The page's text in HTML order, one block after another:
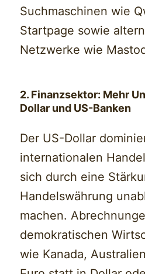
Suchmaschinen wie
Startpage sowie
Netzwerke wie
2. Finanzsektor: Mehr
Dollar und US-Banken
Der US-Dollar
internationalen
sich durch eine
Handelswährung
machen.
demokratischen
wie Kanada,